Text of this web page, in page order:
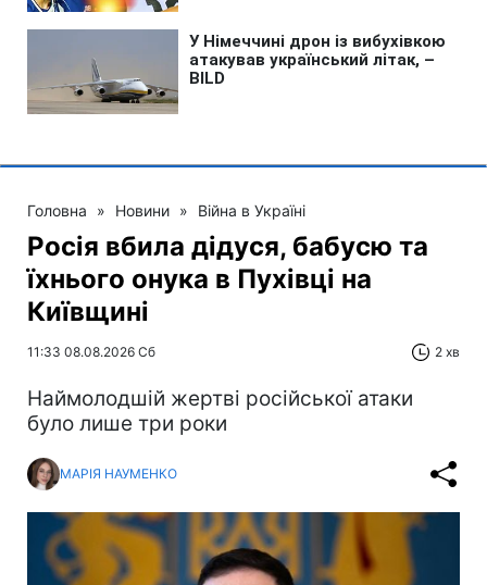
Головна » Новини » Війна в Україні
Росія вбила дідуся, бабусю та
їхнього онука в Пухівці на
Київщині
11:33 08.08.2026 Сб 2 хв
Наймолодшій жертві російської атаки
було лише три роки
МАРІЯ НАУМЕНКО